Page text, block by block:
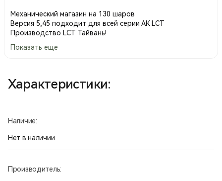
Механический магазин на 130 шаров
Версия 5,45 подходит для всей серии АК LCT
Производство LCT Тайвань!
Показать еще
Характеристики:
Наличие:
Нет в наличии
Производитель: